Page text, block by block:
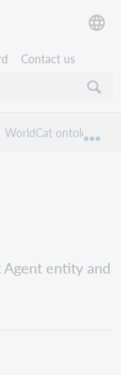
Contact us
WorldCat ontology
entity and